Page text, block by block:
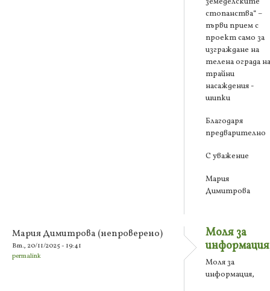
стопанства“ –
първи прием с
проект само за
изграждане на
телена ограда на
трайни
насаждения -
шипки
Благодаря
предварително
С уважение
Мария
Димитрова
Мария Димитрова (непроверено)
Вт., 20/11/2025 - 19:41
permalink
Моля за
Моля за
информация,